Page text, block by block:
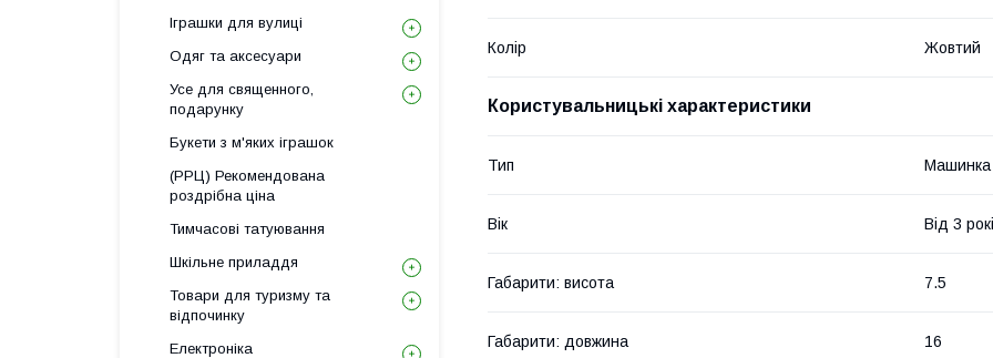
Колір Жовтий
Користувальницькі характеристики
Тип Машинка
Вік Від 3
Габарити: висота 7.5
Габарити: довжина 16
Іграшки для вулиці
Одяг та аксесуари
Усе для священного,
подарунку
Букети з м'яких іграшок
(РРЦ) Рекомендована
роздрібна ціна
Тимчасові татуювання
Шкільне приладдя
Товари для туризму та
відпочинку
Електроніка